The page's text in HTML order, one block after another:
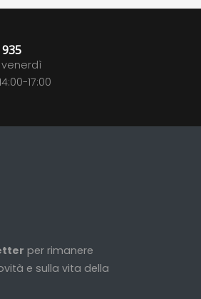
17:00
per rimanere
e sulla vita della